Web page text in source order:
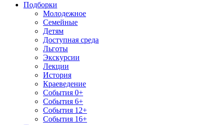
Подборки
Молодежное
Семейные
Детям
Доступная среда
Льготы
Экскурсии
Лекции
История
Краеведение
События 0+
События 6+
События 12+
События 16+